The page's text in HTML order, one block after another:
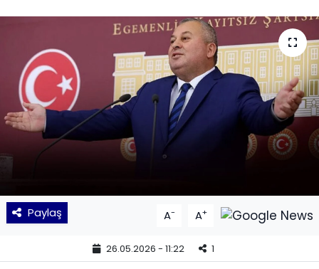
Paylaş A- A+
26.05.2026 - 11:22 1
SAĞLIK
Siyaset
SPOR
Yaşam
YEREL POLİTİKA